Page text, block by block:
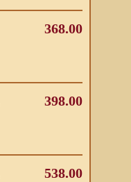
368.00
398.00
538.00